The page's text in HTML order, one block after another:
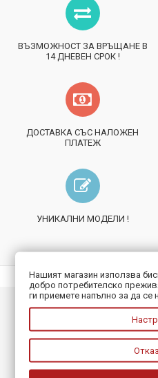
ВЪЗМОЖНОСТ ЗА ВРЪЩАНЕ В
14 ДНЕВЕН СРОК !
ДОСТАВКА СЪС НАЛОЖЕН
ПЛАТЕЖ
УНИКАЛНИ МОДЕЛИ !
ИНФОРМАЦИЯ
ПОЛЕЗНО
Нашият магазин използва
добро потребителско
ги приемете напълно за да се